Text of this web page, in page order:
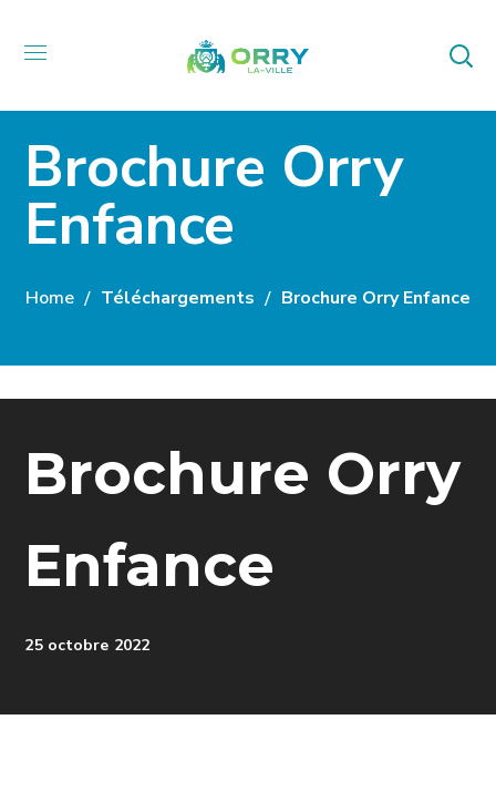
Brochure Orry
Enfance
Home Téléchargements Brochure Orry Enfance
Brochure Orry
Enfance
25 octobre 2022